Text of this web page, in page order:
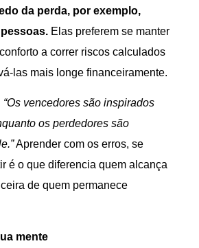
da perda, por exemplo,
Elas preferem se manter
a correr riscos calculados
las mais longe financeiramente.
“Os vencedores são inspirados
os perdedores são
Aprender com os erros, se
é o que diferencia quem alcança
de quem permanece
mente